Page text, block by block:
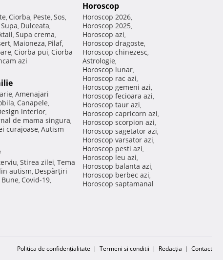
, Ciorba, Peste, Sos,
Supa, Dulceata,
, Supa crema,
, Maioneza, Pilaf,
, Ciorba pui, Ciorba
azi
, Amenajari
, Canapele,
interior,
de mama singura,
curajoase, Autism
, Stirea zilei, Tema
autism, Despărţiri
, Covid-19,
Horoscop
Horoscop 2026,
Horoscop 2025,
Horoscop azi,
Horoscop dragoste,
Horoscop chinezesc,
Astrologie,
Horoscop lunar,
Horoscop rac azi,
Horoscop gemeni azi,
Horoscop fecioara azi,
Horoscop taur azi,
Horoscop capricorn azi,
Horoscop scorpion azi,
Horoscop sagetator azi,
Horoscop varsator azi,
Horoscop pesti azi,
Horoscop leu azi,
Horoscop balanta azi,
Horoscop berbec azi,
Horoscop saptamanal
Politica de confidențialitate | Termeni si conditii | Redacţia | Contact